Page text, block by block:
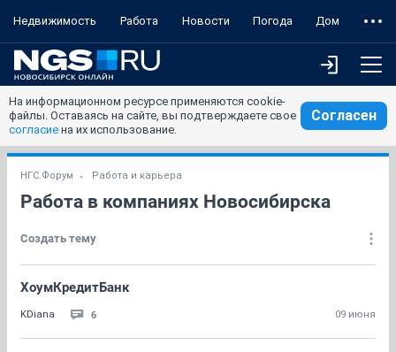
Недвижимость Работа Новости Погода Дом
На информационном ресурсе применяются cookie-
файлы. Оставаясь на сайте, вы подтверждаете свое
согласие на их использование.
Согласен
НГС.Форум Работа и карьера
Работа в компаниях Новосибирска
Создать тему
ХоумКредитБанк
KDiana 6 09 июня